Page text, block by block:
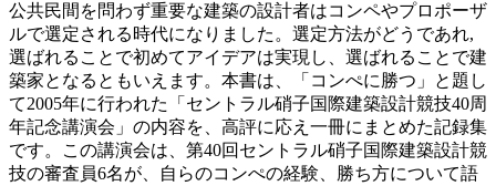
公共民間を問わず重要な建築の設計者はコンペやプロポーザ
ルで選定される時代になりました。選定方法がどうであれ,
選ばれることで初めてアイデアは実現し、選ばれることで建
築家となるともいえます。本書は、「コンぺに勝つ」と題し
て2005年に行われた「セントラル硝子国際建築設計競技40周
年記念講演会」の内容を、高評に応え一冊にまとめた記録集
です。この講演会は、第40回セントラル硝子国際建築設計競
技の審査員6名が、自らのコンぺの経験、勝ち方について語